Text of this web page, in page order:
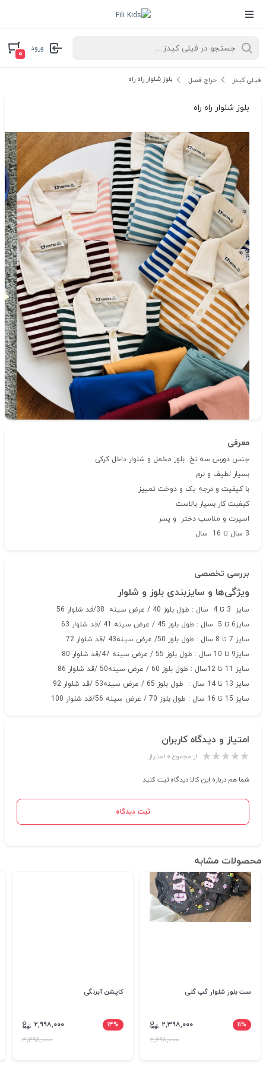
ورود
۰
فیلی کیدز حراج فصل بلوز شلوار راه راه
بلوز شلوار راه راه
دسته‌بندی حراج فصل
شناسه‌ی کالا: 603
معرفی
جنس دورس سه نخ بلوز مخمل و شلوار داخل کرکی
بسیار لطیف و نرم
با کیفیت و درجه یک و دوخت تمییز
کیفیت کار بسیار بالاست
اسپرت و مناسب دختر و پسر
3 سال تا 16 سال
بررسی تخصصی
ویژگی‌ها و سایزبندی بلوز و شلوار
سایز 3 تا 4 سال : طول بلوز 40 / عرض سینه 38/قد شلوار 56
سایز6 تا 5 سال : طول بلوز 45 / عرض سینه 41 /قد شلوار 63
سایز 7 تا 8 سال : طول بلوز 50/ عرض سینه43 /قد شلوار 72
سایز9 تا 10 سال : طول بلوز 55 / عرض سینه 47/قد شلوار 80
سایز 11 تا 12سال : طول بلوز 60 / عرض سینه50 /قد شلوار 86
سایز 13 تا 14 سال : طول بلوز 65 / عرض سینه53 /قد شلوار 92
سایز 15 تا 16 سال : طول بلوز 70 / عرض سینه 56/قد شلوار 100
امتیاز و دیدگاه کاربران
از مجموع ۰ امتیاز
شما هم درباره این کالا دیدگاه ثبت کنید
ثبت دیدگاه
محصولات مشابه
ست بلوز شلوار گپ گلی
۱۱%
۲,۳۹۸,۰۰۰
۲,۶۹۸,۰۰۰
کاپشن آبرنگی
۱۴%
۲,۹۹۸,۰۰۰
۳,۴۹۸,۰۰۰